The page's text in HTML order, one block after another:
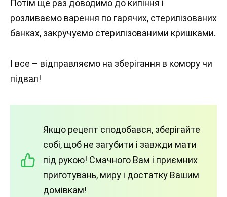
Потім ще раз доводимо до кипіння і
розливаємо варення по гарячих, стерилізованих
банках, закручуємо стерилізованими кришками.
І все – відправляємо на зберігання в комору чи
підвал!
Якщо рецепт сподобався, зберігайте
собі, щоб не загубити і завжди мати
під рукою! Смачного Вам і приємних
приготувань, миру і достатку Вашим
домівкам!